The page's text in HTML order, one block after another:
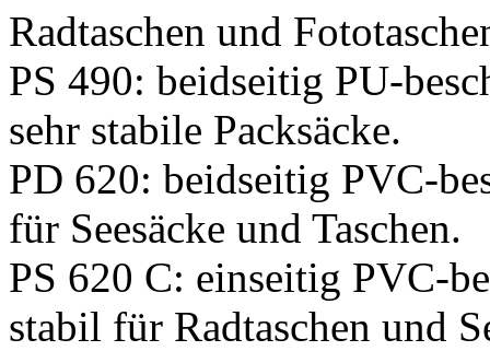
Radtaschen und
PS 490: beidseitig PU-
sehr stabile Packsäcke.
PD 620: beidseitig PVC-
für Seesäcke und Taschen.
PS 620 C: einseitig PVC-
stabil für Radtaschen und